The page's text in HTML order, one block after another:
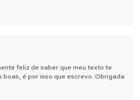
feliz de saber que meu texto te
boas, é por isso que escrevo. Obrigada